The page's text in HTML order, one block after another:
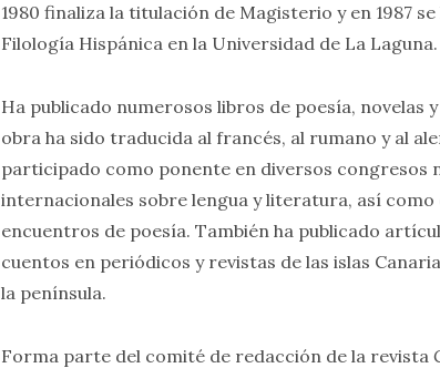
1980 finaliza la titulación de Magisterio y en 1987
Filología Hispánica en la Universidad de La Laguna.
Ha publicado numerosos libros de poesía, novelas
obra ha sido traducida al francés, al rumano y al
participado como ponente en diversos congresos
internacionales sobre lengua y literatura, así como
encuentros de poesía. También ha publicado
cuentos en periódicos y revistas de las islas
la península.
Forma parte del comité de redacción de la revista